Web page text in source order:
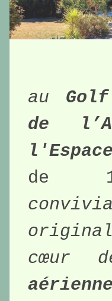
au
de
l'Espace
cœur
aérienne